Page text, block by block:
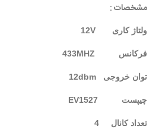
مشخصات :
ولتاژ کاری 12V
فرکانس 433MHZ
توان خروجی 12dbm
چیپست
تعداد کانال 4